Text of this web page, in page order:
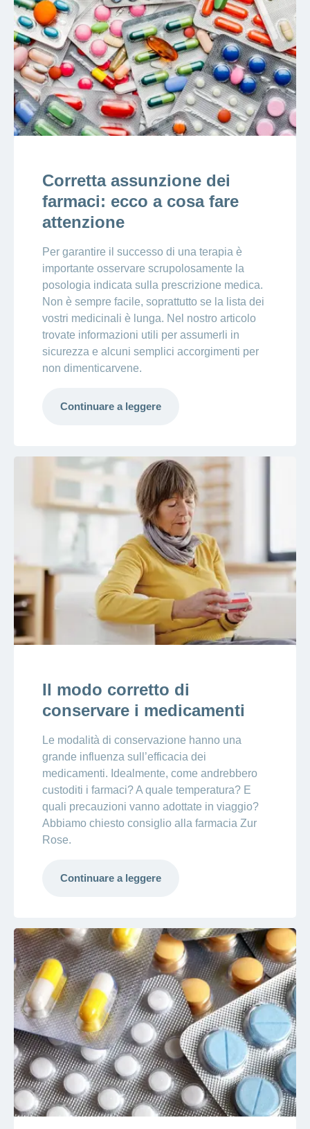
Corretta assunzione dei
farmaci: ecco a cosa fare
attenzione
Per garantire il successo di una terapia è
importante osservare scrupolosamente la
posologia indicata sulla prescrizione medica.
Non è sempre facile, soprattutto se la lista dei
vostri medicinali è lunga. Nel nostro articolo
trovate informazioni utili per assumerli in
sicurezza e alcuni semplici accorgimenti per
non dimenticarvene.
Continuare a leggere
Il modo corretto di
conservare i medicamenti
Le modalità di conservazione hanno una
grande influenza sull’efficacia dei
medicamenti. Idealmente, come andrebbero
custoditi i farmaci? A quale temperatura? E
quali precauzioni vanno adottate in viaggio?
Abbiamo chiesto consiglio alla farmacia Zur
Rose.
Continuare a leggere